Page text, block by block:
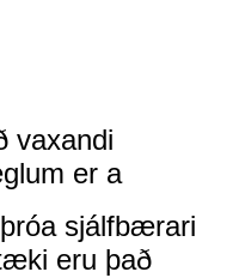
vaxandi
er a
sjálfbærari
eru það